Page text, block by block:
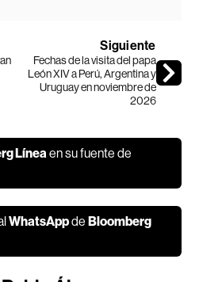
Siguiente
Fechas de la visita del papa
León XIV a Perú, Argentina y
Uruguay en noviembre de
2026
Líneaen su fuente de
WhatsAppde Bloomberg